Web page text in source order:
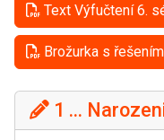
Text Výfučtení 6.
Brožurka s
1 ...